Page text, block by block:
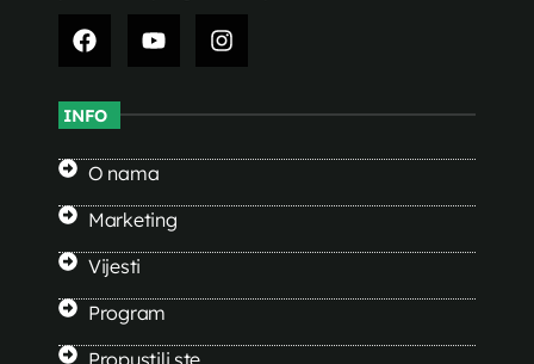
INFO
O nama
Marketing
Vijesti
Program
Propustili ste